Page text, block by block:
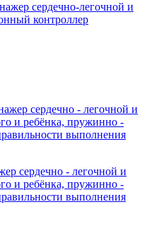
сердечно-легочной и
контроллер
сердечно - легочной и
и ребёнка, пружинно -
выполнения